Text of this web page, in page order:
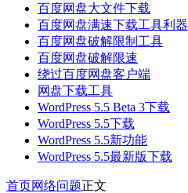
百度网盘大文件下载
百度网盘满速下载工具利器
百度网盘破解限制工具
百度网盘破解限速
绕过百度网盘客户端
网盘下载工具
WordPress 5.5 Beta 3下载
WordPress 5.5下载
WordPress 5.5新功能
WordPress 5.5最新版下载
首页网络问题正文